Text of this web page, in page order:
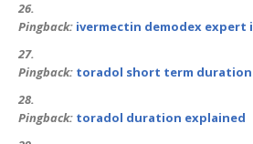
Pingback: ivermectin demodex expert
Pingback: toradol short term
Pingback: toradol duration explained